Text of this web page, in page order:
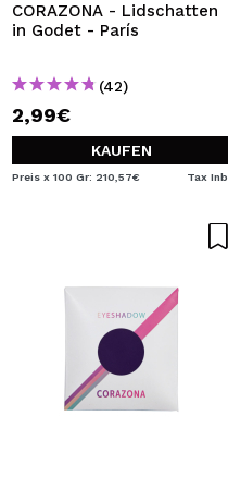
CORAZONA - Lidschatten
in Godet - París
(42)
2,99€
KAUFEN
Preis x 100 Gr: 210,57€ Tax Inb.